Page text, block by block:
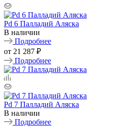
Pd 6 Палладий Аляска
В наличии
Подробнее
от 21 287 ₽
Подробнее
Pd 7 Палладий Аляска
В наличии
Подробнее